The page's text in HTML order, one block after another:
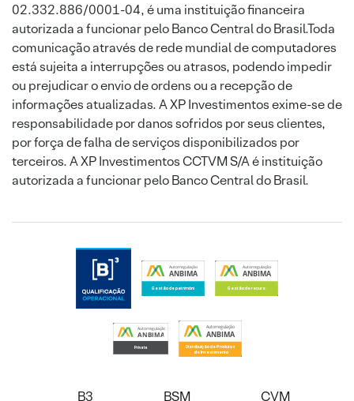
02.332.886/0001-04, é uma instituição financeira
autorizada a funcionar pelo Banco Central do Brasil.Toda
comunicação através de rede mundial de computadores
está sujeita a interrupções ou atrasos, podendo impedir
ou prejudicar o envio de ordens ou a recepção de
informações atualizadas. A XP Investimentos exime-se de
responsabilidade por danos sofridos por seus clientes,
por força de falha de serviços disponibilizados por
terceiros. A XP Investimentos CCTVM S/A é instituição
autorizada a funcionar pelo Banco Central do Brasil.
B3 BSM CVM